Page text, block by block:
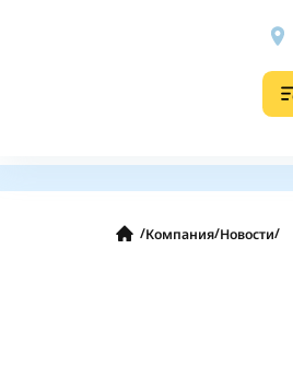
/Компания/Новости/